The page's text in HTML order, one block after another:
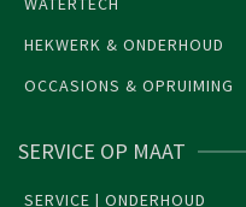
HEKWERK & ONDERHOUD
OCCASIONS & OPRUIMING
SERVICE OP MAAT
SERVICE | ONDERHOUD